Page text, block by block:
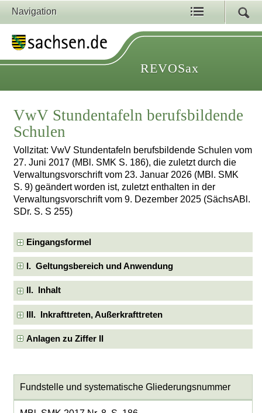
Navigation
REVOSax
VwV Stundentafeln berufsbildende
Schulen
Vollzitat: VwV Stundentafeln berufsbildende Schulen vom
27. Juni 2017 (MBl. SMK S. 186), die zuletzt durch die
Verwaltungsvorschrift vom 23. Januar 2026 (MBl. SMK
S. 9) geändert worden ist, zuletzt enthalten in der
Verwaltungsvorschrift vom 9. Dezember 2025 (SächsABl.
SDr. S. S 255)
Eingangsformel
I. Geltungsbereich und Anwendung
II. Inhalt
III. Inkrafttreten, Außerkrafttreten
Anlagen zu Ziffer II
Fundstelle und systematische Gliederungsnummer